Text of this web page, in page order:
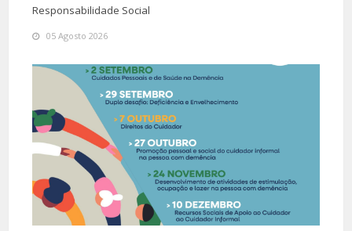
Responsabilidade Social
05 Agosto 2026